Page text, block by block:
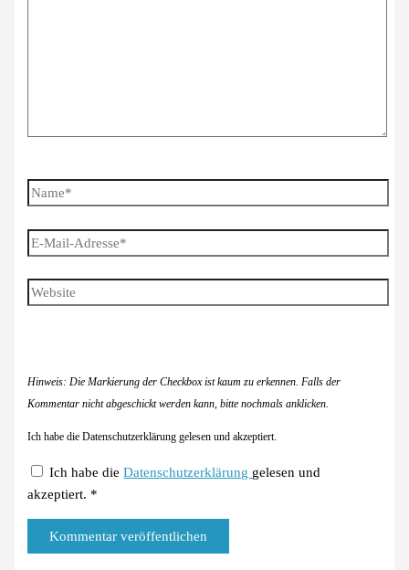
Name*
E-
Mail-
Adresse*
Website
Hinweis: Die Markierung der Checkbox ist kaum zu erkennen. Falls der
Kommentar nicht abgeschickt werden kann, bitte nochmals anklicken.
Ich habe die Datenschutzerklärung gelesen und akzeptiert.
Ich habe dieDatenschutzerklärung gelesen und
akzeptiert. *